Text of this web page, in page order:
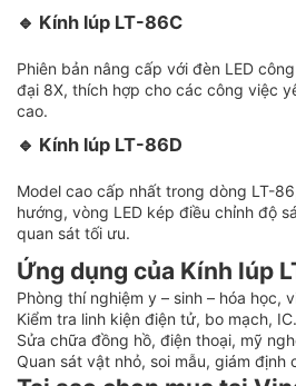
🔹 Kính lúp LT-86C
Phiên bản nâng cấp với đèn LED
đại 8X, thích hợp cho các công việc
cao.
🔹 Kính lúp LT-86D
Model cao cấp nhất trong dòng LT-
hướng, vòng LED kép điều chỉnh độ
quan sát tối ưu.
Ứng dụng của Kính lúp
Phòng thí nghiệm y – sinh – hóa học,
Kiểm tra linh kiện điện tử, bo mạch, IC.
Sửa chữa đồng hồ, điện thoại, mỹ
Quan sát vật nhỏ, soi mẫu, giám định